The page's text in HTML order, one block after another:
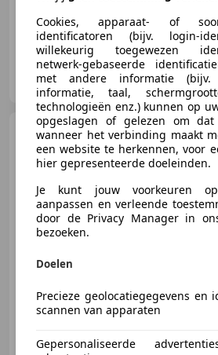
Autobedrijf van Selm
NL-3628 EJ KOCKENGEN
€
Al 25 jaar het adres voor UW auto!
Autobedrijf van Selm
Cookies, apparaat- of
identificatoren (bijv. login-
willekeurig toegewezen
netwerk-gebaseerde
met andere informatie (bijv.
informatie, taal,
technologieën enz.) kunnen op
opgeslagen of gelezen om dat
wanneer het verbinding maakt
een website te herkennen, voor
hier gepresenteerde doeleinden.
Je kunt jouw voorkeuren
aanpassen en verleende
door de Privacy Manager in
bezoeken.
Doelen
Precieze geolocatiegegevens en
scannen van apparaten
Gepersonaliseerde